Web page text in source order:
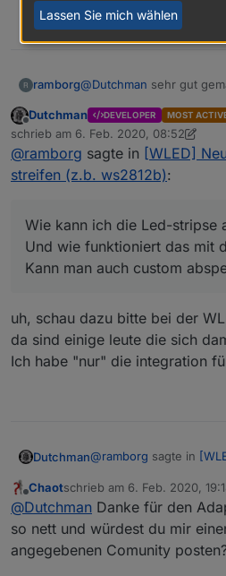
ramborg@Dutchman sehr gut
Hatte Probleme mit
Du hast es also für mich
rausgebracht :)
Die setting Oberfläche ist
die Berechnung für ein
Alexa hat das auch gleich
Kann man auch custom
Jetzt nur noch von allen
das Ding ist perfekt.
auch selbst machen kann)
Werd das heute auch
rauszufinden.
und läuft irgendwann
weiter. (Merkt man also
Offline
Dutchman DEVELOPER MOST
schrieb am 6. Feb. 2020, 08:52
zuletzt editiert von Dutchman2. Juni
@ramborg sagte in [WLED]
streifen (z.b. ws2812b):
Wie kann ich die Led-stripse
Und wie funktioniert das mit
Kann man auch custom
uh, schau dazu bitte bei der
da sind einige leute die sich
Ich habe "nur" die integration
Dutchman@ramborg sagte in
Wie kann ich die
Und wie funktioniert
uh, schau dazu bitte bei
vorbei da sind einige
Offline
Chaotschrieb am 6. Feb. 2020,
zuletzt editiert von
@Dutchman Danke für den
so nett und würdest du mir
angegebenen Comunity
Lassen Sie mich wählen